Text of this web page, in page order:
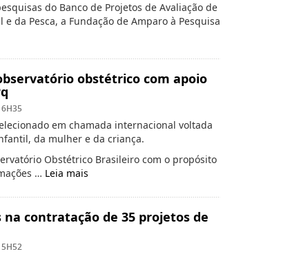
do Banco de Projetos de Avaliação de
da Pesca, a Fundação de Amparo à Pesquisa
obstétrico com apoio
em chamada internacional voltada
da mulher e da criança.
Obstétrico Brasileiro com o propósito
… Leia mais
contratação de 35 projetos de